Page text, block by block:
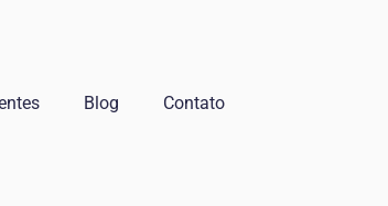
Blog Contato